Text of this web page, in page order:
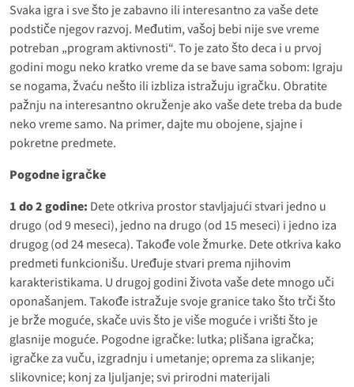
Svaka igra i sve što je zabavno ili interesantno za vaše dete
podstiče njegov razvoj. Međutim, vašoj bebi nije sve vreme
potreban „program aktivnosti“. To je zato što deca i u prvoj
godini mogu neko kratko vreme da se bave sama sobom: Igraju
se nogama, žvaću nešto ili izbliza istražuju igračku. Obratite
pažnju na interesantno okruženje ako vaše dete treba da bude
neko vreme samo. Na primer, dajte mu obojene, sjajne i
pokretne predmete.
Pogodne igračke
1 do 2 godine: Dete otkriva prostor stavljajući stvari jedno u
drugo (od 9 meseci), jedno na drugo (od 15 meseci) i jedno iza
drugog (od 24 meseca). Takođe vole žmurke. Dete otkriva kako
predmeti funkcionišu. Uređuje stvari prema njihovim
karakteristikama. U drugoj godini života vaše dete mnogo uči
oponašanjem. Takođe istražuje svoje granice tako što trči što
je brže moguće, skače uvis što je više moguće i vrišti što je
glasnije moguće. Pogodne igračke: lutka; plišana igračka;
igračke za vuču, izgradnju i umetanje; oprema za slikanje;
slikovnice; konj za ljuljanje; svi prirodni materijali